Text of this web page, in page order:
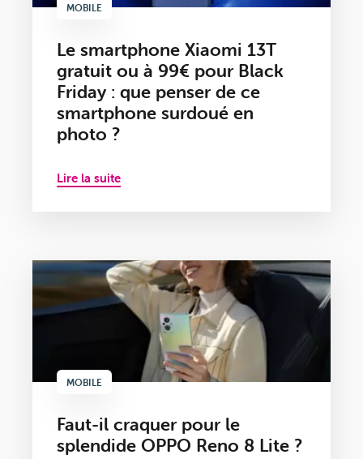
MOBILE
Le smartphone Xiaomi 13T
gratuit ou à 99€ pour Black
Friday : que penser de ce
smartphone surdoué en
photo ?
Lire la suite
MOBILE
Faut-il craquer pour le
splendide OPPO Reno 8 Lite ?